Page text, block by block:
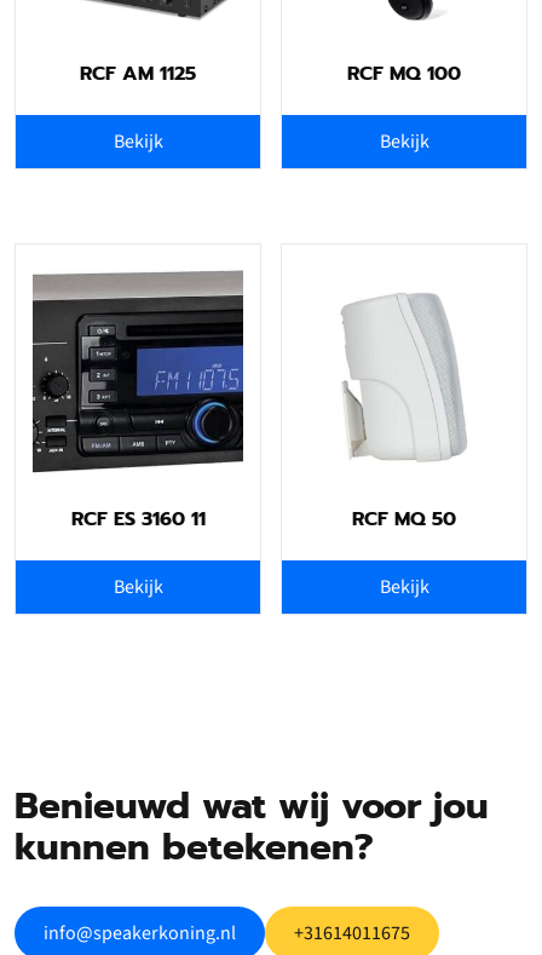
RCF AM 1125
Bekijk
RCF MQ 100
Bekijk
RCF ES 3160 11
Bekijk
RCF MQ 50
Bekijk
Benieuwd wat wij voor jou
kunnen betekenen?
info@speakerkoning.nl +31614011675